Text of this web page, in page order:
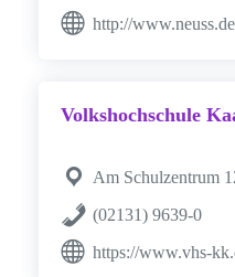
http://www.neuss.de
Volkshochschule
Am Schulzentrum
(02131) 9639-0
https://www.vhs-